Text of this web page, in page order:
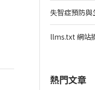
失智症預防與
llms.txt 網站
熱門文章